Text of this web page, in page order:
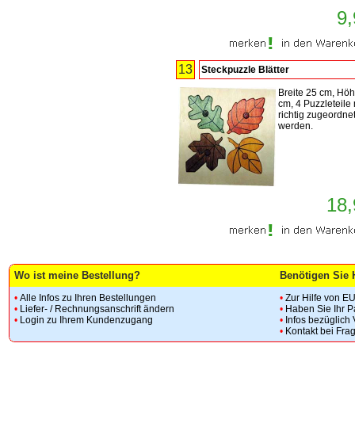
13 Steckpuzzle Blätter
Breite 25 cm,
cm, 4 Puzzleteile
richtig zugeordnet
werden.
Wo ist meine Bestellung? Benötigen Sie
• Alle Infos zu Ihren Bestellungen
• Liefer- / Rechnungsanschrift ändern
• Login zu Ihrem Kundenzugang
• Zur Hilfe von
• Haben Sie Ihr
• Infos bezüglich
• Kontakt bei